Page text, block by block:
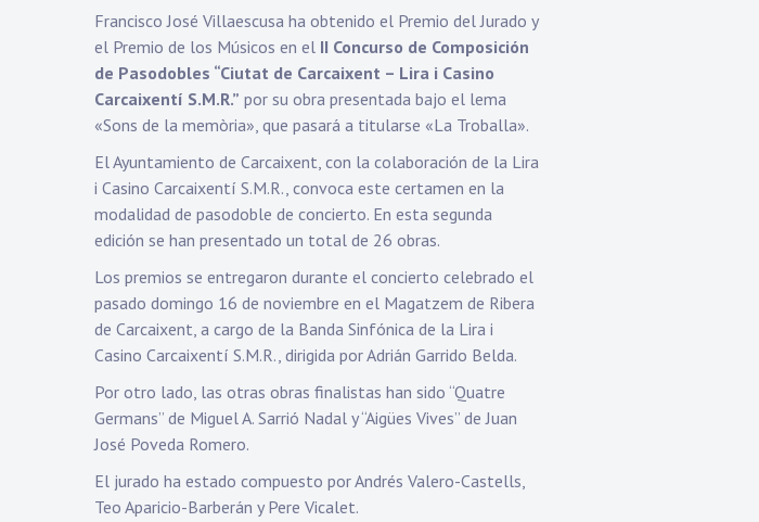
Francisco José Villaescusa ha obtenido el Premio del Jurado y
el Premio de los Músicos en el II Concurso de Composición
de Pasodobles “Ciutat de Carcaixent – Lira i Casino
Carcaixentí S.M.R.” por su obra presentada bajo el lema
«Sons de la memòria», que pasará a titularse «La Troballa».
El Ayuntamiento de Carcaixent, con la colaboración de la Lira
i Casino Carcaixentí S.M.R., convoca este certamen en la
modalidad de pasodoble de concierto. En esta segunda
edición se han presentado un total de 26 obras.
Los premios se entregaron durante el concierto celebrado el
pasado domingo 16 de noviembre en el Magatzem de Ribera
de Carcaixent, a cargo de la Banda Sinfónica de la Lira i
Casino Carcaixentí S.M.R., dirigida por Adrián Garrido Belda.
Por otro lado, las otras obras finalistas han sido “Quatre
Germans” de Miguel A. Sarrió Nadal y “Aigües Vives” de Juan
José Poveda Romero.
El jurado ha estado compuesto por Andrés Valero-Castells,
Teo Aparicio-Barberán y Pere Vicalet.